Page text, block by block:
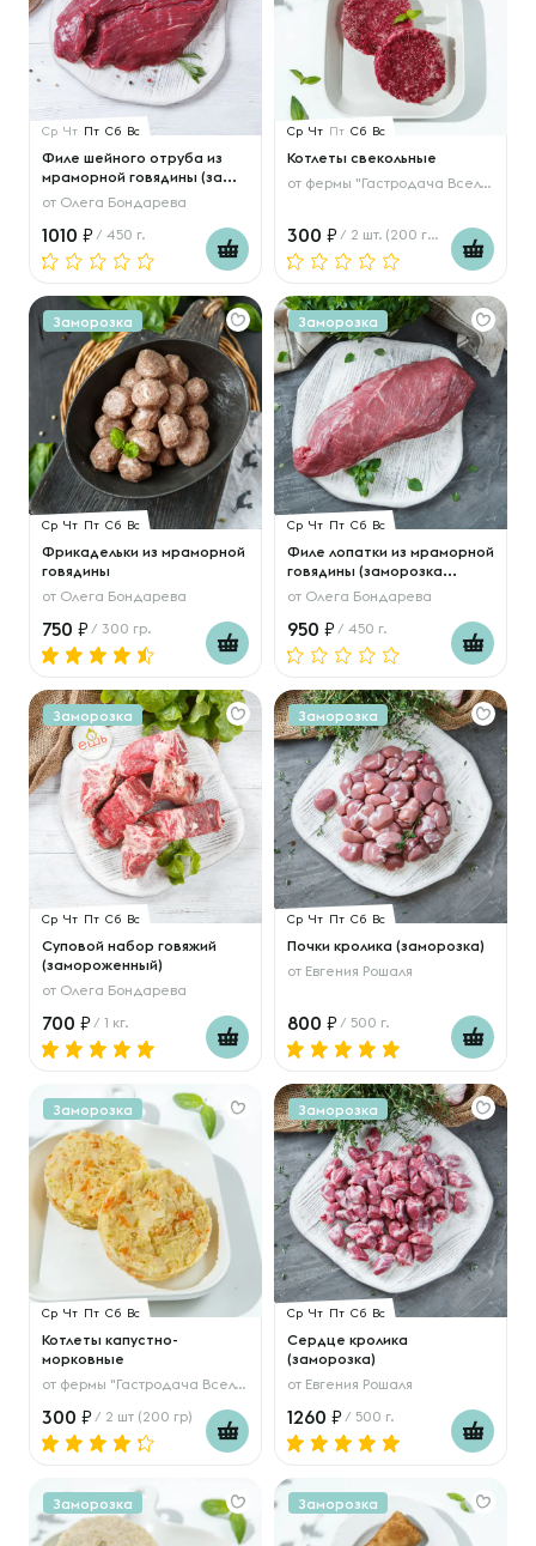
Ср Чт Пт Сб Вс
Филе шейного отруба из
мраморной говядины (за...
от Олега Бондарева
1010 / 450 г.
Ср Чт Пт Сб Вс
Котлеты свекольные
от фермы "Гастродача Вселуг"
300 / 2 шт. (200 гр.)
Заморозка
Ср Чт Пт Сб Вс
Фрикадельки из мраморной
говядины
от Олега Бондарева
750 / 300 гр.
Заморозка
Ср Чт Пт Сб Вс
Филе лопатки из мраморной
говядины (заморозка...
от Олега Бондарева
950 / 450 г.
Заморозка
Ср Чт Пт Сб Вс
Суповой набор говяжий
(замороженный)
от Олега Бондарева
700 / 1 кг.
Заморозка
Ср Чт Пт Сб Вс
Почки кролика (заморозка)
от Евгения Рошаля
800 / 500 г.
Заморозка
Ср Чт Пт Сб Вс
Котлеты капустно-
морковные
от фермы "Гастродача Вселуг"
300 / 2 шт (200 гр)
Заморозка
Ср Чт Пт Сб Вс
Сердце кролика
(заморозка)
от Евгения Рошаля
1260 / 500 г.
Заморозка Заморозка